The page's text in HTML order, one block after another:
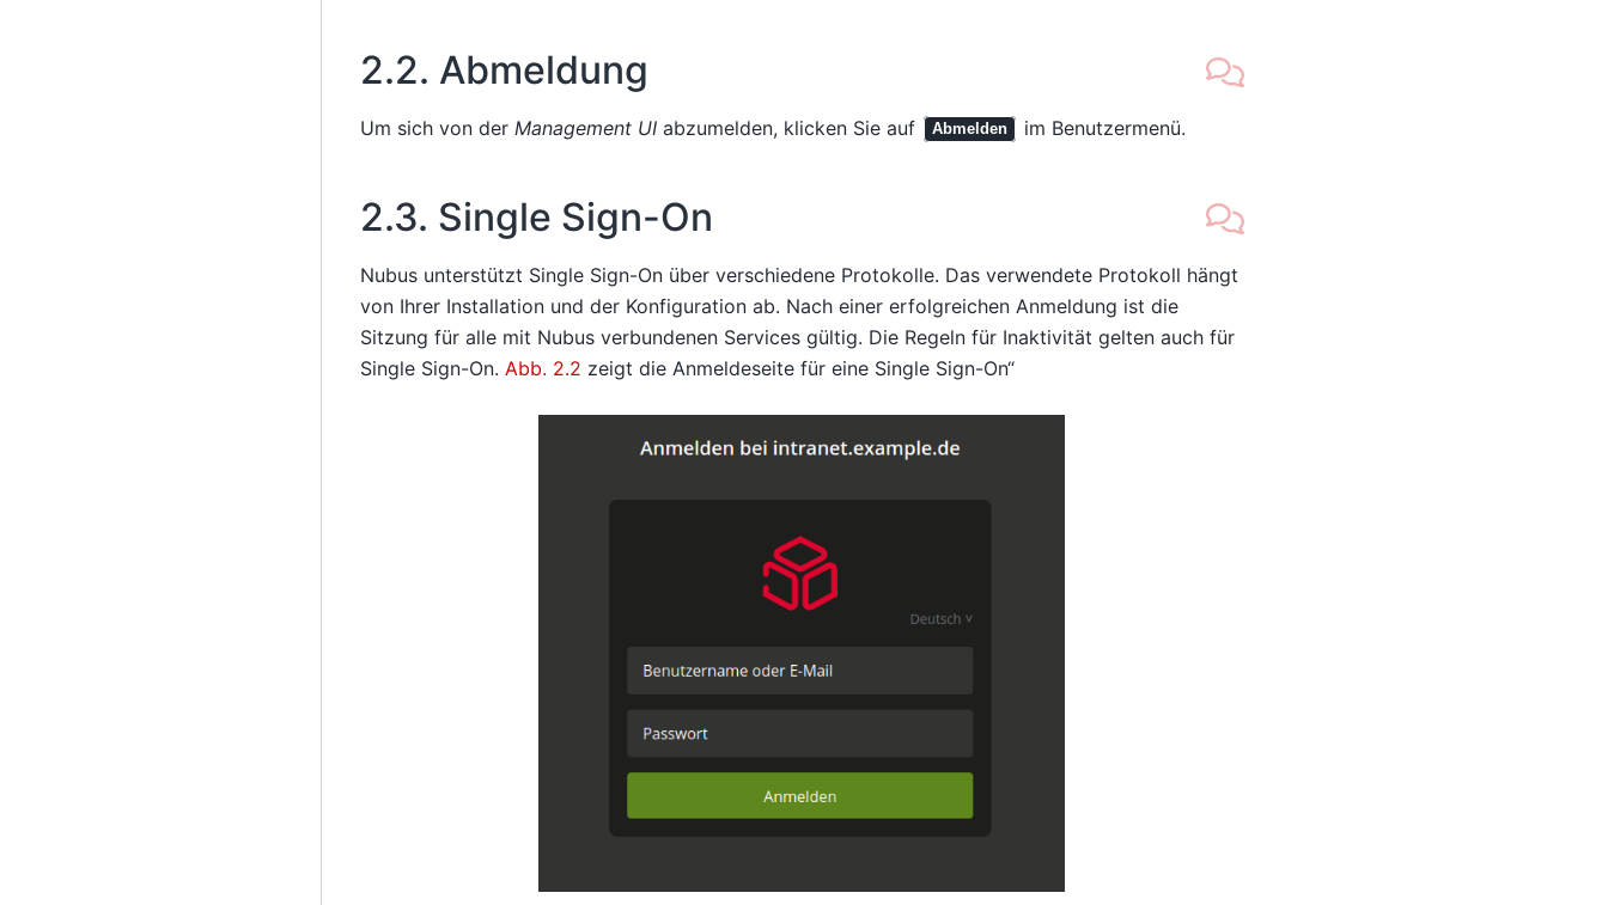
2.2. Abmeldung
Um sich von der Management UIabzumelden, klicken Sie auf Abmelden im Benutzermenü.
2.3. Single Sign-On
Nubus unterstützt Single Sign-On über verschiedene Protokolle. Das verwendete Protokoll hängt
von Ihrer Installation und der Konfiguration ab. Nach einer erfolgreichen Anmeldung ist die
Sitzung für alle mit Nubus verbundenen Services gültig. Die Regeln für Inaktivität gelten auch für
Single Sign-On. Abb. 2.2 zeigt die Anmeldeseite für eine Single Sign-On“